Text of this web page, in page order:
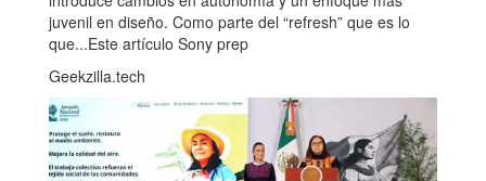
juvenil en diseño. Como parte del “refresh” que es lo
que...Este artículo Sony prep
Geekzilla.tech